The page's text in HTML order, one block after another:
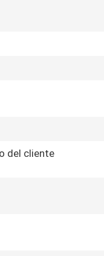
del cliente